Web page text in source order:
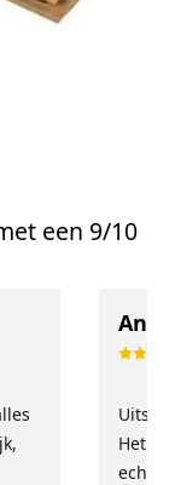
een 9/10
Het
echt